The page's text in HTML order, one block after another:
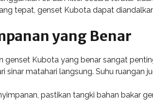
tepat, genset Kubota dapat
yang Benar
genset Kubota yang benar sangat
sinar matahari langsung. Suhu ruangan
pastikan tangki bahan bakar